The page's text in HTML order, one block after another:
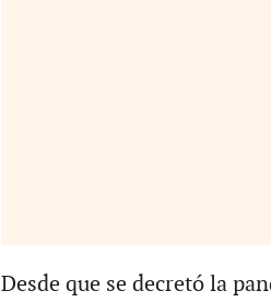
Desde que se decretó la